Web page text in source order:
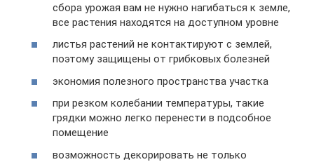
сбора урожая вам не нужно нагибаться к земле,
все растения находятся на доступном уровне
листья растений не контактируют с землей,
поэтому защищены от грибковых болезней
экономия полезного пространства участка
при резком колебании температуры, такие
грядки можно легко перенести в подсобное
помещение
возможность декорировать не только